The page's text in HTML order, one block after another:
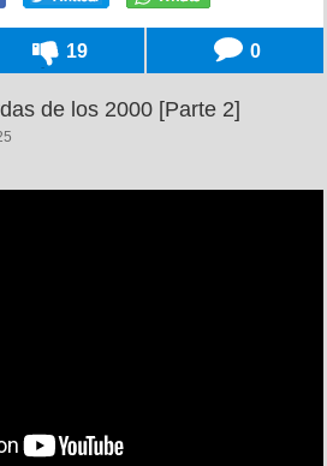
19 0
de los 2000 [Parte 2]